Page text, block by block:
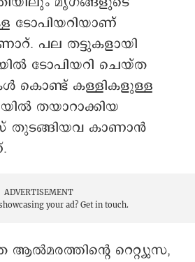
ടോപിയറിയാണ്
പല തട്ടുകളായി
ടോപിയറി ചെയ്ത
കൊണ്ട് കള്ളികളുള്ള
തയാറാക്കിയ
കാണാൻ
ADVERTISEMENT
your ad? Get in touch.
ആൽമരത്തിന്റെ റെറ്റ്യുസ,